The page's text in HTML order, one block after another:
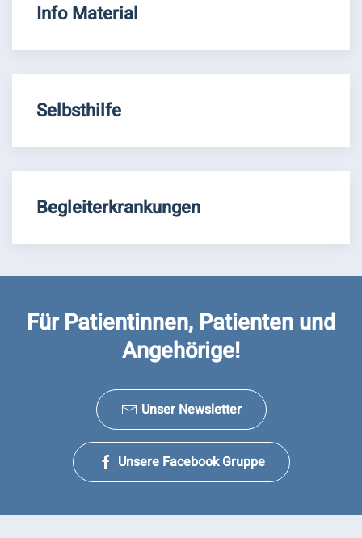
Info Material
Selbsthilfe
Begleiterkrankungen
Für Patientinnen, Patienten und
Angehörige!
Unser Newsletter
Unsere Facebook Gruppe